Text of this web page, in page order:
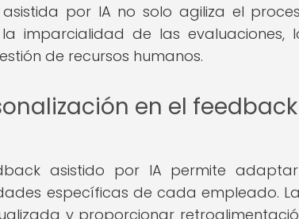
por IA no solo agiliza el
imparcialidad de las evaluaciones,
de recursos humanos.
en el
asistido por IA permite
específicas de cada empleado.
y proporcionar